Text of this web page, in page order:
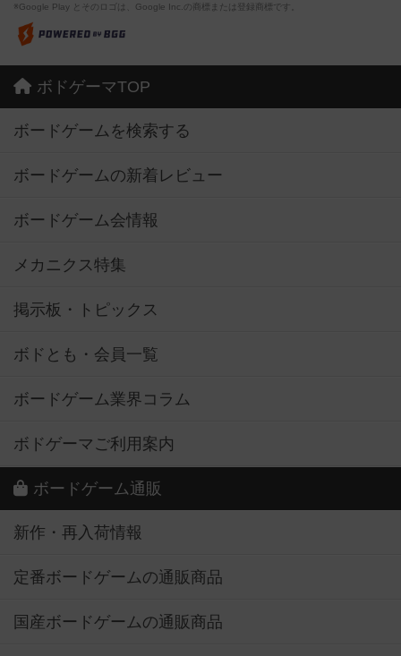
※Google Play とそのロゴは、Google Inc.の商標または登録商標です。
ボドゲーマTOP
ボードゲームを検索する
ボードゲームの新着レビュー
ボードゲーム会情報
メカニクス特集
掲示板・トピックス
ボドとも・会員一覧
ボードゲーム業界コラム
ボドゲーマご利用案内
ボードゲーム通販
新作・再入荷情報
定番ボードゲームの通販商品
国産ボードゲームの通販商品